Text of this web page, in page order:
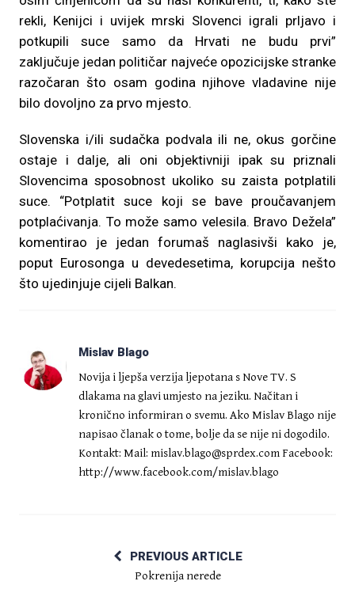
rekli, Kenijci i uvijek mrski Slovenci igrali prljavo i
potkupili suce samo da Hrvati ne budu prvi”
zaključuje jedan političar najveće opozicijske stranke
razočaran što osam godina njihove vladavine nije
bilo dovoljno za prvo mjesto.
Slovenska i/ili sudačka podvala ili ne, okus gorčine
ostaje i dalje, ali oni objektivniji ipak su priznali
Slovencima sposobnost ukoliko su zaista potplatili
suce. “Potplatit suce koji se bave proučavanjem
potplaćivanja. To može samo velesila. Bravo Dežela”
komentirao je jedan forumaš naglasivši kako je,
poput Eurosonga u devedesetima, korupcija nešto
što ujedinjuje cijeli Balkan.
Mislav Blago
Novija i ljepša verzija ljepotana s Nove TV. S
dlakama na glavi umjesto na jeziku. Načitan i
kronično informiran o svemu. Ako Mislav Blago nije
napisao članak o tome, bolje da se nije ni dogodilo.
Kontakt: Mail: mislav.blago@sprdex.com Facebook:
http://www.facebook.com/mislav.blago
PREVIOUS ARTICLE
Pokrenija nerede